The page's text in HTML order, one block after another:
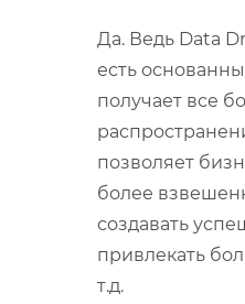
Да. Ведь Data
есть
получает все
позволяет
более
создавать
привлекать
т.д.